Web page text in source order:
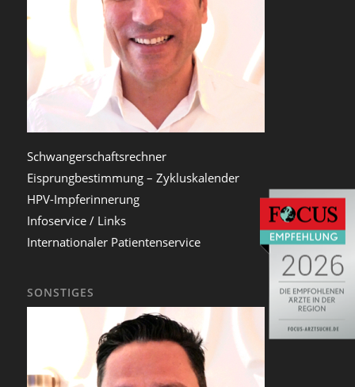
Schwangerschaftsrechner
Eisprungbestimmung – Zykluskalender
HPV-Impferinnerung
Infoservice / Links
Internationaler Patientenservice
SONSTIGES